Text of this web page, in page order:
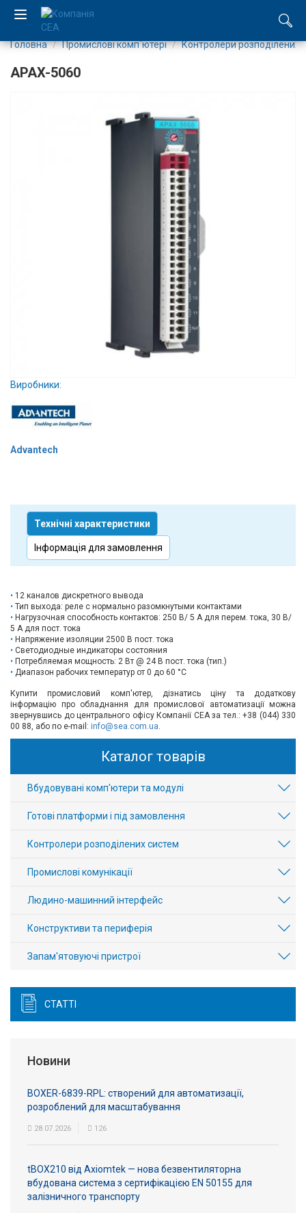
Компанія
авторизація
Контакти
Доставка
Блог
Головна Промислові комп`ютері Контролери розподілених
APAX-5060
Виробники:
Advantech
Технічні характеристики
Інформація для замовлення
12 каналов дискретного вывода
Тип выхода: реле с нормально разомкнутыми контактами
Нагрузочная способность контактов: 250 В/ 5 A для перем. тока, 30 В/
5 A для пост. тока
Напряжение изоляции 2500 В пост. тока
Светодиодные индикаторы состояния
Потребляемая мощность: 2 Вт @ 24 В пост. тока (тип.)
Диапазон рабочих температур от 0 до 60 °С
Купити промисловий комп'ютер, дізнатись ціну та додаткову
інформацію про обладнання для промислової автоматизації можна
звернувшись до центрального офісу Компанії СЕА за тел.: +38 (044) 330
00 88, або по e-mail: info@sea.com.ua.
Каталог товарів
Вбудовувані комп'ютери та модулі
Готові платформи і під замовлення
Контролери розподілених систем
Промислові комунікації
Людино-машинний інтерфейс
Конструктиви та периферія
Запам'ятовуючі пристрої
СТАТТІ
Новини
BOXER-6839-RPL: створений для автоматизації,
розроблений для масштабування
28.07.2026 126
tBOX210 від Axiomtek — нова безвентиляторна
вбудована система з сертифікацією EN 50155 для
залізничного транспорту